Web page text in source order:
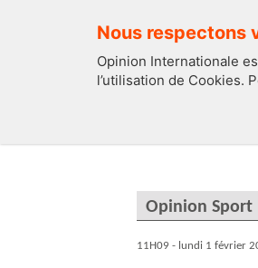
Nous respectons
Opinion Internationale
l’utilisation de Cookies.
Opinion Sport
11H09 - lundi 1 février